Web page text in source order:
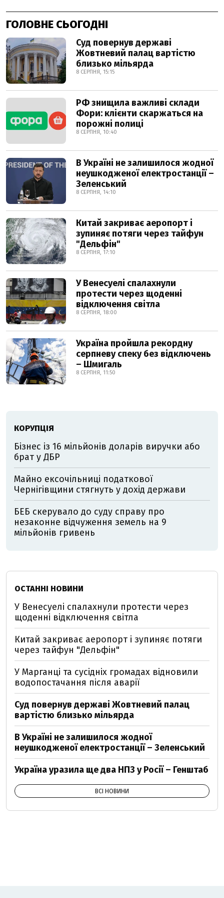
ГОЛОВНЕ СЬОГОДНІ
Суд повернув державі
Жовтневий палац вартістю
близько мільярда
8 СЕРПНЯ, 15:15
РФ знищила важливі склади
Фори: клієнти скаржаться на
порожні полиці
8 СЕРПНЯ, 10:40
В Україні не залишилося жодної
неушкодженої електростанції –
Зеленський
8 СЕРПНЯ, 14:10
Китай закриває аеропорт і
зупиняє потяги через тайфун
"Дельфін"
8 СЕРПНЯ, 17:10
У Венесуелі спалахнули
протести через щоденні
відключення світла
8 СЕРПНЯ, 18:00
Україна пройшла рекордну
серпневу спеку без відключень
– Шмигаль
8 СЕРПНЯ, 11:50
КОРУПЦІЯ
Бізнес із 16 мільйонів доларів виручки або
брат у ДБР
Майно ексочільниці податкової
Чернігівщини стягнуть у дохід держави
БЕБ скерувало до суду справу про
незаконне відчуження земель на 9
мільйонів гривень
ОСТАННІ НОВИНИ
У Венесуелі спалахнули протести через
щоденні відключення світла
Китай закриває аеропорт і зупиняє потяги
через тайфун "Дельфін"
У Марганці та сусідніх громадах відновили
водопостачання після аварії
Суд повернув державі Жовтневий палац
вартістю близько мільярда
В Україні не залишилося жодної
неушкодженої електростанції – Зеленський
Україна уразила ще два НПЗ у Росії – Генштаб
ВСІ НОВИНИ